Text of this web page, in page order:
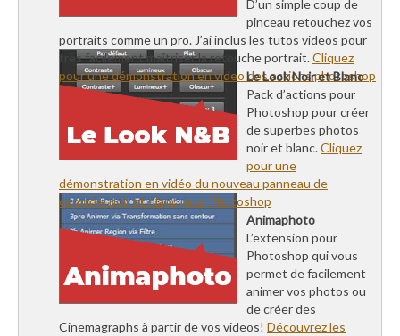
D’un simple coup de
pinceau retouchez vos
portraits comme un pro. J’ai inclus les tutos videos pour
très facilement maîtriser la retouche portrait.Cliquez
pour une démonstration en video des actions photoshop
Le Look Noir et Blanc
Pack d’actions pour
Photoshop pour créer
de superbes photos
noir et blanc.Cliquez
pour une
démonstration en vidéo du nouveau panneau de
contrôle noir et blanc pour Photoshop
Animaphoto
L’extension pour
Photoshop qui vous
permet de facilement
animer vos photos ou
de créer des
Cinemagraphs à partir de vos videos! Découvrez les